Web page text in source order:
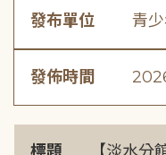
發布單位 青
發佈時間